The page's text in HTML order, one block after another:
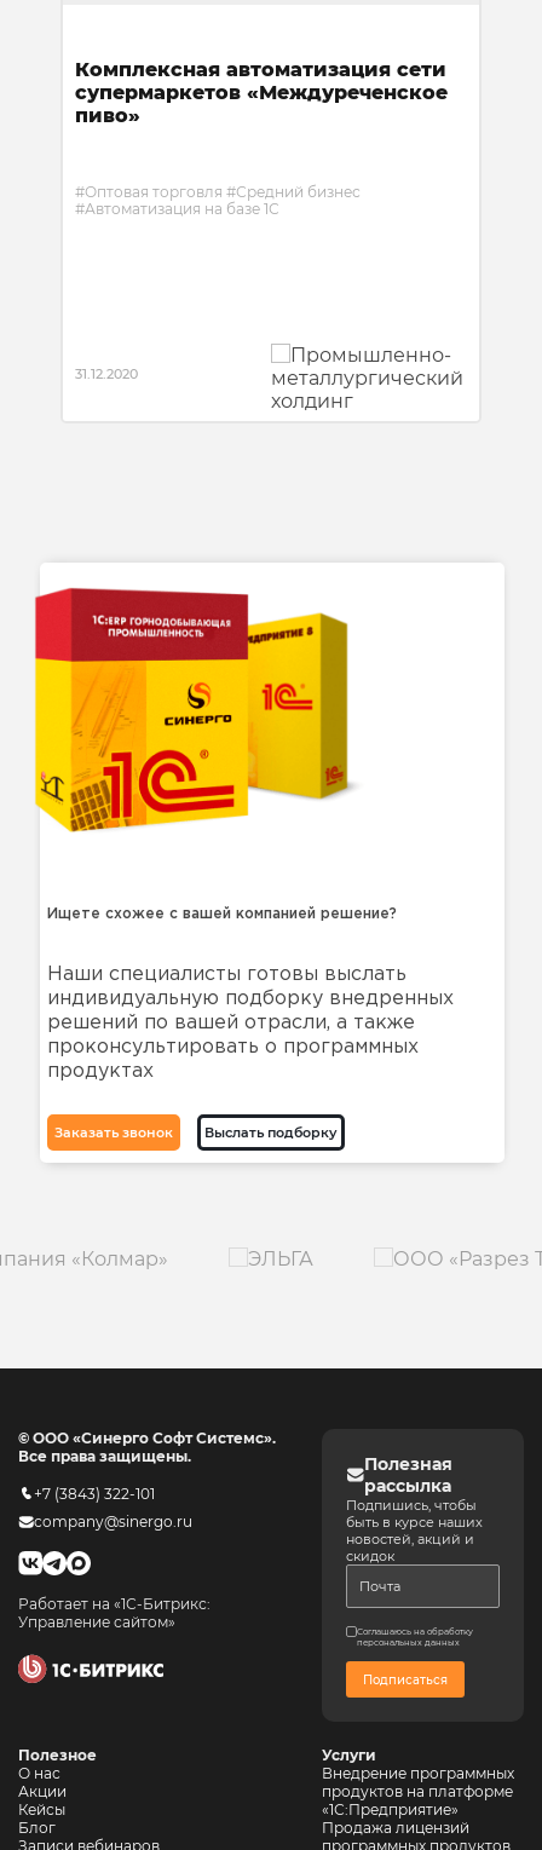
Комплексная автоматизация сети
супермаркетов «Междуреченское
пиво»
#Оптовая торговля #Средний бизнес
#Автоматизация на базе 1С
31.12.2020
Ищете схожее с вашей компанией решение?
Наши специалисты готовы выслать
индивидуальную подборку внедренных
решений по вашей отрасли, а также
проконсультировать о программных
продуктах
Заказать звонок Выслать подборку
© ООО «Синерго Софт Системс».
Все права защищены.
+7 (3843) 322-101
company@sinergo.ru
Работает на «1С-Битрикс:
Управление сайтом»
Полезная
рассылка
Подпишись, чтобы
быть в курсе наших
новостей, акций и
скидок
Соглашаюсь на обработку
персональных данных
Подписаться
Полезное
О нас
Акции
Кейсы
Блог
Записи вебинаров
Услуги
Внедрение программных
продуктов на платформе
«1С:Предприятие»
Продажа лицензий
программных продуктов